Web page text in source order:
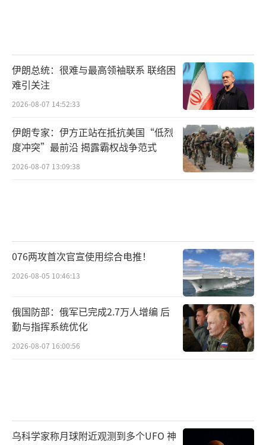
伊朗总统：很难与最高领袖联系 联络困
难引关注
2026-08-07 14:52:33
伊朗专家：伊方正站在抵抗美国“低烈
度冲突”最前沿 揭露霸权战争范式
2026-08-07 13:09:38
076两攻首次官宣使用综合电推！
2026-08-05 10:46:13
俄国防部：俄军已完成2.7万人增编 后
勤与指挥系统优化
2026-08-07 16:00:56
乌科学家称月球附近观测到多个UFO 神